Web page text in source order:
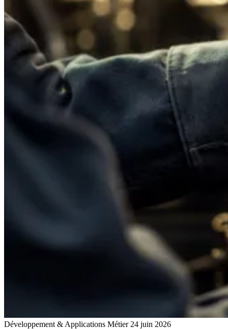
Développement & Applications Métier 24 juin 2026